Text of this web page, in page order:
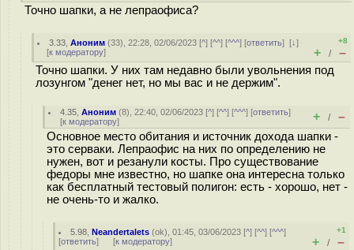
Точно шапки, а не лепраофиса?
3.33 ,Аноним (33), 22:28, 02/06/2023 [^] [^^] [^^^] [ответить][↓]
[к модератору]
+8
+ / –
Точно шапки. У них там недавно были увольнения под
лозунгом "денег нет, но мы вас и не держим".
4.35 ,Аноним (8), 22:40, 02/06/2023 [^] [^^] [^^^] [ответить]
[к модератору] + / –
Основное место обитания и источник дохода шапки -
это серваки. Лепраофис на них по определению не
нужен, вот и резанули косты. Про существование
федоры мне известно, но шапке она интересна только
как бесплатный тестовый полигон: есть - хорошо, нет -
не очень-то и жалко.
5.98 ,Neandertalets (ok), 01:45, 03/06/2023 [^] [^^] [^^^]
[ответить] [к модератору]
+1
+ / –